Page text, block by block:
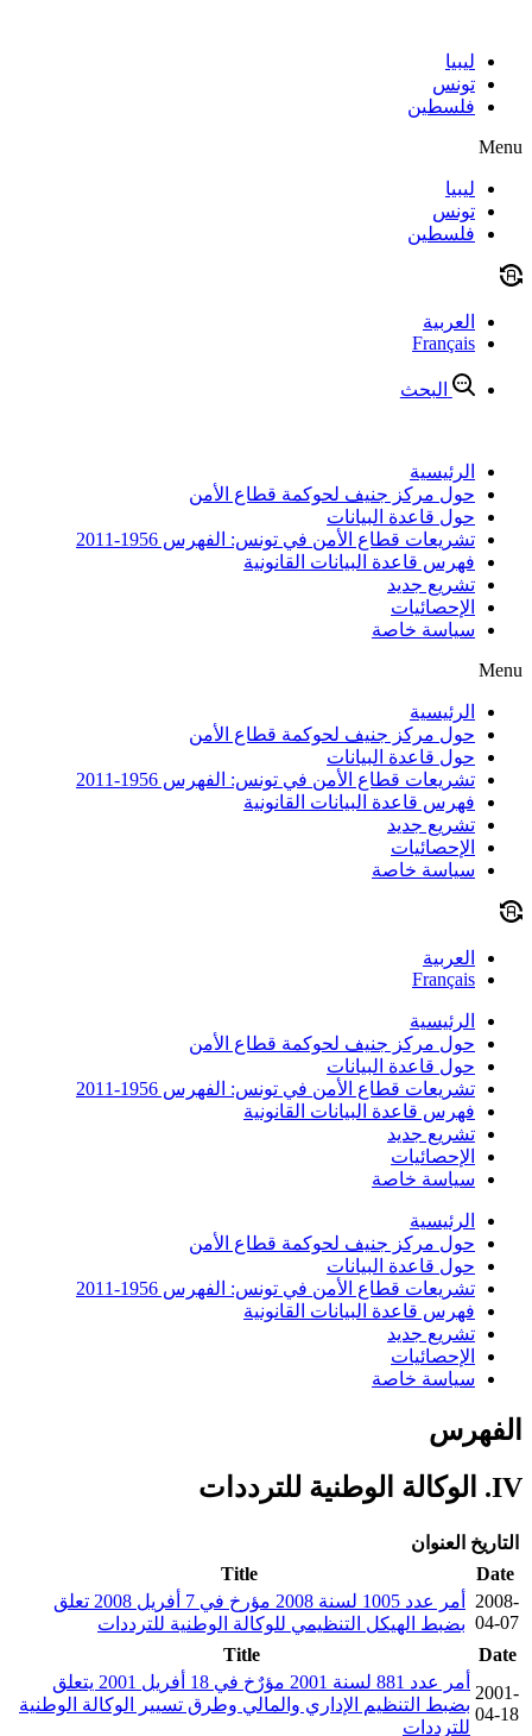
contentليبيا
تونس
فلسطين
Menu
ليبيا
تونس
فلسطين
العربية
Français
البحث
الرئيسية
حول مركز جنيف لحوكمة قطاع الأمن
حول قاعدة البيانات
تشريعات قطاع الأمن في تونس: الفهرس 1956-2011
فهرس قاعدة البيانات القانونية
تشريع جديد
الإحصائيات
سياسة خاصة
Menu
الرئيسية
حول مركز جنيف لحوكمة قطاع الأمن
حول قاعدة البيانات
تشريعات قطاع الأمن في تونس: الفهرس 1956-2011
فهرس قاعدة البيانات القانونية
تشريع جديد
الإحصائيات
سياسة خاصة
العربية
Français
الرئيسية
حول مركز جنيف لحوكمة قطاع الأمن
حول قاعدة البيانات
تشريعات قطاع الأمن في تونس: الفهرس 1956-2011
فهرس قاعدة البيانات القانونية
تشريع جديد
الإحصائيات
سياسة خاصة
الرئيسية
حول مركز جنيف لحوكمة قطاع الأمن
حول قاعدة البيانات
تشريعات قطاع الأمن في تونس: الفهرس 1956-2011
فهرس قاعدة البيانات القانونية
تشريع جديد
الإحصائيات
سياسة خاصة
الفهرس
IV. الوكالة الوطنية للترددات
التاريخ العنوان
Date
Title
2008-
04-07
أمر عدد 1005 لسنة 2008 مؤرخ في 7 أفريل 2008 تعلق
بضبط الهيكل التنظيمي للوكالة الوطنية للترددات
Date
Title
2001-
04-18
أمر عدد 881 لسنة 2001 مؤرٌخ في 18 أفريل 2001 يتعلق
بضبط التنظيم الإداري والمالي وطرق تسيير الوكالة الوطنية
للترددات